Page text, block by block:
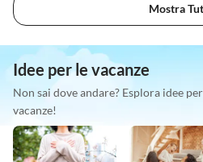
Mostra
Idee per le vacanze
Non sai dove andare? Esplora idee
vacanze!